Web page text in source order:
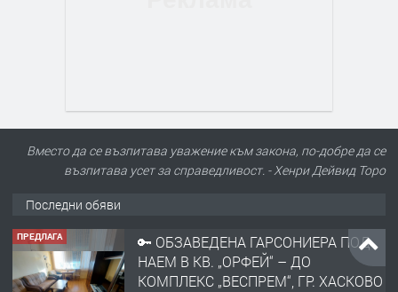
Вместо да се възпитава уважение към закона, по-добре да се
възпитава усет за справедливост. - Хенри Дейвид Торо
Последни обяви
ПРЕДЛАГА
🔑 ОБЗАВЕДЕНА ГАРСОНИЕРА ПОД
НАЕМ В КВ. „ОРФЕЙ“ – ДО
КОМПЛЕКС „ВЕСПРЕМ“, ГР. ХАСКОВО